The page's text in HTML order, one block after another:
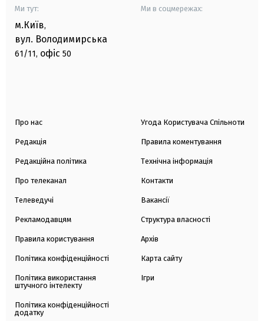
Ми тут:
м.Київ,
вул. Володимирська
61/11, офіс 50
Ми в соцмережах:
Про нас
Редакція
Редакційна політика
Про телеканал
Телеведучі
Рекламодавцям
Правила користування
Політика конфіденційності
Політика використання
штучного інтелекту
Політика конфіденційності
додатку
Угода Користувача Спільноти
Правила коментування
Технічна інформація
Контакти
Вакансії
Структура власності
Архів
Карта сайту
Ігри